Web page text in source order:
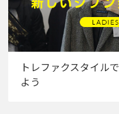
トレファクスタイル
よう